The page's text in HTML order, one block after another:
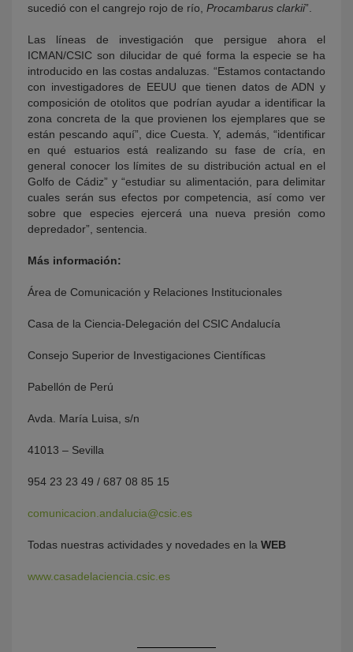
sucedió con el cangrejo rojo de río, Procambarus clarkii”.
Las líneas de investigación que persigue ahora el
ICMAN/CSIC son dilucidar de qué forma la especie se ha
introducido en las costas andaluzas. “Estamos contactando
con investigadores de EEUU que tienen datos de ADN y
composición de otolitos que podrían ayudar a identificar la
zona concreta de la que provienen los ejemplares que se
están pescando aquí”, dice Cuesta. Y, además, “identificar
en qué estuarios está realizando su fase de cría, en
general conocer los límites de su distribución actual en el
Golfo de Cádiz” y “estudiar su alimentación, para delimitar
cuales serán sus efectos por competencia, así como ver
sobre que especies ejercerá una nueva presión como
depredador”, sentencia.
Más información:
Área de Comunicación y Relaciones Institucionales
Casa de la Ciencia-Delegación del CSIC Andalucía
Consejo Superior de Investigaciones Científicas
Pabellón de Perú
Avda. María Luisa, s/n
41013 – Sevilla
954 23 23 49 / 687 08 85 15
comunicacion.andalucia@csic.es
Todas nuestras actividades y novedades en la WEB
www.casadelaciencia.csic.es